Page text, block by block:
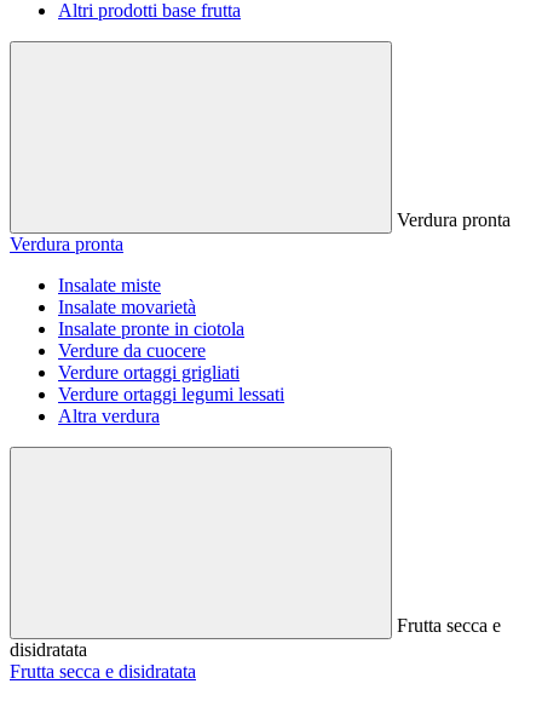
Altri prodotti base frutta
Verdura pronta
Verdura pronta
Insalate miste
Insalate movarietà
Insalate pronte in ciotola
Verdure da cuocere
Verdure ortaggi grigliati
Verdure ortaggi legumi lessati
Altra verdura
Frutta secca e
disidratata
Frutta secca e disidratata